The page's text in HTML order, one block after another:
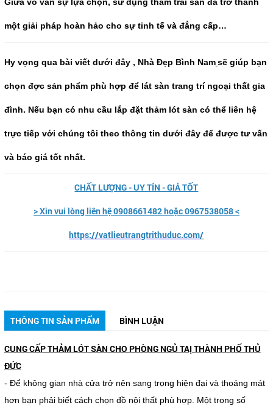
một giải pháp hoàn hảo cho sự tinh tế và đẳng cấp…
Hy vọng qua bài viết dưới đây , Nhà Đẹp Bình Nam sẽ giúp bạn
chọn đợc sản phẩm phù hợp để lát sàn trang trí ngoại thất gia
đình. Nếu bạn có nhu cầu lắp đặt thảm lót sàn có thể liên hệ
trực tiếp với chúng tôi theo thông tin dưới đây để được tư vấn
và báo giá tốt nhất.
CHẤT LƯỢNG - UY TÍN - GIÁ TỐT
> Xin vui lòng liên hệ 0908661482 hoặc 0967538058 <
https://vatlieutrangtrithuduc.com/
THÔNG TIN SẢN PHẨM BÌNH LUẬN
CUNG CẤP THẢM LÓT SÀN CHO PHÒNG NGỦ TAỊ THÀNH PHỐ THỦ
ĐỨC
- Để không gian nhà cửa trở nên sang trọng hiện đại và thoáng mát
hơn bạn phải biết cách chọn đồ nội thất phù hợp. Một trong số